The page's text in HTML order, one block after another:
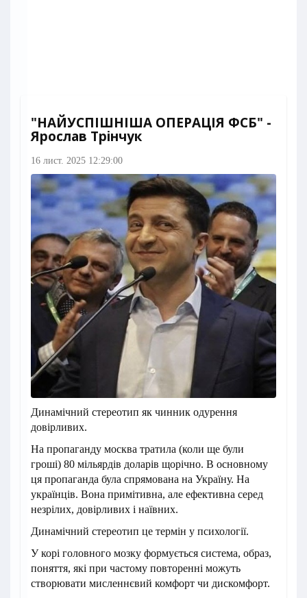
"НАЙУСПІШНІША ОПЕРАЦІЯ ФСБ" -
Ярослав Трінчук
16 лист. 2025 12:29:00
Динамічний стереотип як чинник одурення
довірливих.
На пропаганду москва тратила (коли ще були
гроші) 80 мільярдів доларів щорічно. В основному
ця пропаганда була спрямована на Україну. На
українців. Вона примітивна, але ефективна серед
незрілих, довірливих і наївних.
Динамічний стереотип це термін у психології.
У корі головного мозку формується система, образ,
поняття, які при частому повторенні можуть
створювати мисленнєвий комфорт чи дискомфорт.